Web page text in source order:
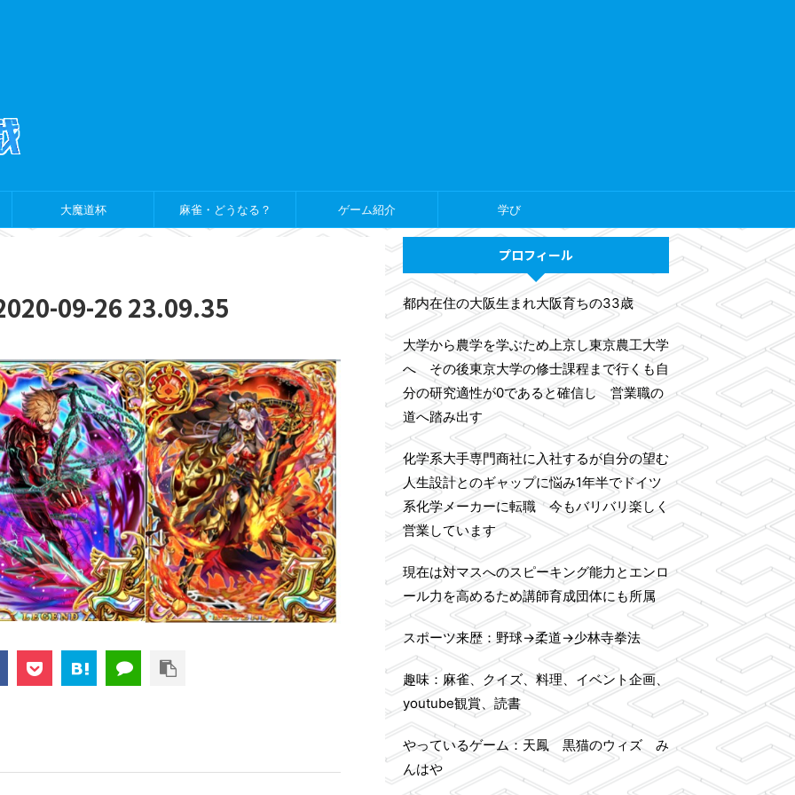
大魔道杯 麻雀・どうなる？ ゲーム紹介 学び
09-26 23.09.35
プロフィール
都内在住の大阪生まれ大阪育ちの33歳
大学から農学を学ぶため上京し東京農工大学
へ その後東京大学の修士課程まで行くも自
分の研究適性が0であると確信し 営業職の
道へ踏み出す
化学系大手専門商社に入社するが自分の望む
人生設計とのギャップに悩み1年半でドイツ
系化学メーカーに転職 今もバリバリ楽しく
営業しています
現在は対マスへのスピーキング能力とエンロ
ール力を高めるため講師育成団体にも所属
スポーツ来歴：野球→柔道→少林寺拳法
趣味：麻雀、クイズ、料理、イベント企画、
youtube観賞、読書
やっているゲーム：天鳳 黒猫のウィズ み
んはや